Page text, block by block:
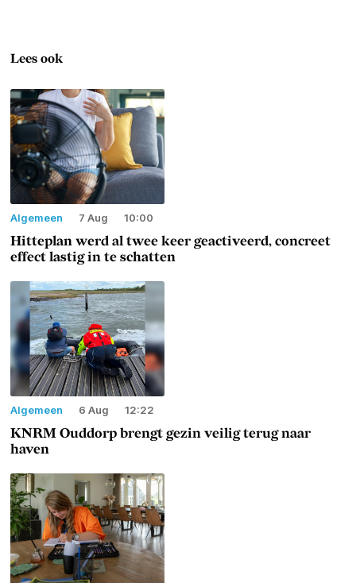
Lees ook
Algemeen 7 Aug 10:00
Hitteplan werd al twee keer geactiveerd, concreet
effect lastig in te schatten
Algemeen 6 Aug 12:22
KNRM Ouddorp brengt gezin veilig terug naar
haven